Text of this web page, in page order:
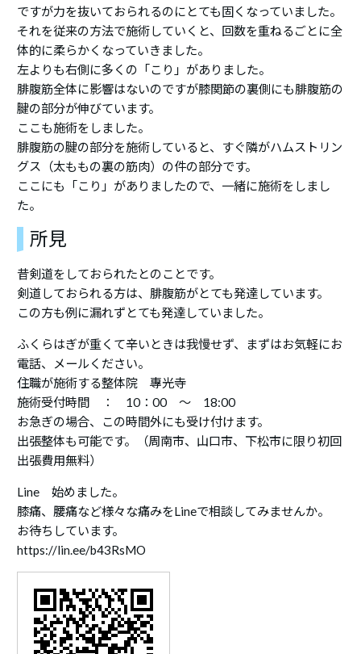
ですが力を抜いておられるのにとても固くなっていました。
それを従来の方法で施術していくと、回数を重ねるごとに全
体的に柔らかくなっていきました。
左よりも右側に多くの「こり」がありました。
腓腹筋全体に影響はないのですが膝関節の裏側にも腓腹筋の
腱の部分が伸びています。
ここも施術をしました。
腓腹筋の腱の部分を施術していると、すぐ隣がハムストリン
グス（太ももの裏の筋肉）の件の部分です。
ここにも「こり」がありましたので、一緒に施術をしまし
た。
所見
昔剣道をしておられたとのことです。
剣道しておられる方は、腓腹筋がとても発達しています。
この方も例に漏れずとても発達していました。
ふくらはぎが重くて辛いときは我慢せず、まずはお気軽にお
電話、メールください。
住職が施術する整体院 專光寺
施術受付時間 ： 10：00 ～ 18:00
お急ぎの場合、この時間外にも受け付けます。
出張整体も可能です。（周南市、山口市、下松市に限り初回
出張費用無料）
Line 始めました。
膝痛、腰痛など様々な痛みをLineで相談してみませんか。
お待ちしています。
https://lin.ee/b43RsMO